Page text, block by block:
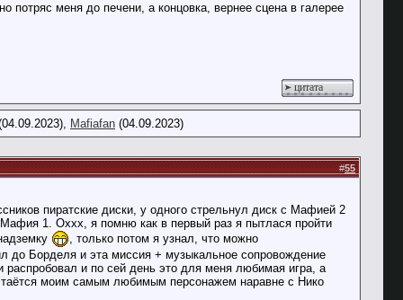
потряс меня до печени, а концовка, вернее сцена в галерее
цитата
Mafiafan (04.09.2023)
#55
пиратские диски, у одного стрельнул диск с Мафией 2
1. Оххх, я помню как в первый раз я пытлася пройти
, только потом я узнал, что можно
до Борделя и эта миссия + музыкальное сопровождение
распробовал и по сей день это для меня любимая игра, а
моим самым любимым персонажем наравне с Нико